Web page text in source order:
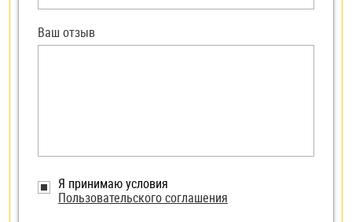
Я принимаю условия
Пользовательского соглашения
Ваш отзыв